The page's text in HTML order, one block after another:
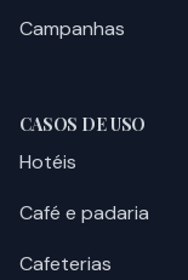
Campanhas
CASOS DE USO
Hotéis
Café e padaria
Cafeterias